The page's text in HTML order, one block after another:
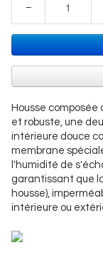
−
Housse
et robuste, une
intérieure douce
membrane
l'humidité de
garantissant que
housse),
intérieure ou